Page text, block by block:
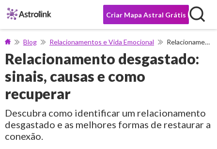
Criar Mapa Astral Grátis
Blog Relacionamentos e Vida Emocional Relacionamento desgastado: sinais, causas e como recuperar
Relacionamento desgastado:
sinais, causas e como
recuperar
Descubra como identificar um relacionamento
desgastado e as melhores formas de restaurar a
conexão.